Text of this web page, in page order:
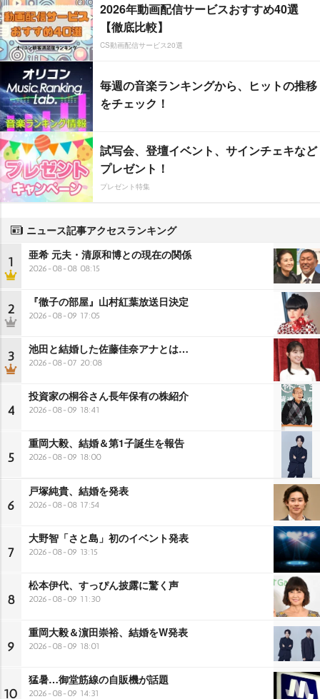
2026年動画配信サービスおすすめ40選
【徹底比較】
CS動画配信サービス20選
毎週の音楽ランキングから、ヒットの推移
をチェック！
試写会、登壇イベント、サインチェキなど
プレゼント！
プレゼント特集
ニュース記事アクセスランキング
1 亜希 元夫・清原和博との現在の関係
2026-08-08 08:15
2 『徹子の部屋』山村紅葉放送日決定
2026-08-09 17:05
3 池田と結婚した佐藤佳奈アナとは…
2026-08-07 20:08
4
投資家の桐谷さん長年保有の株紹介
2026-08-09 18:41
5
重岡大毅、結婚＆第1子誕生を報告
2026-08-09 18:00
6
戸塚純貴、結婚を発表
2026-08-08 17:54
7
大野智「さと島」初のイベント発表
2026-08-09 13:15
8
松本伊代、すっぴん披露に驚く声
2026-08-09 11:30
9
重岡大毅＆濵田崇裕、結婚をW発表
2026-08-09 18:01
10
猛暑…御堂筋線の自販機が話題
2026-08-09 14:31